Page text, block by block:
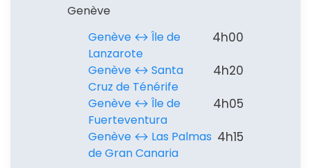
Genève
Genève ↔︎ Île de
Lanzarote
4h00
Genève ↔︎ Santa
Cruz de Ténérife
4h20
Genève ↔︎ Île de
Fuerteventura
4h05
Genève ↔︎ Las Palmas
de Gran Canaria
4h15
Continuer avec Apple
ou connectez-vous par mail